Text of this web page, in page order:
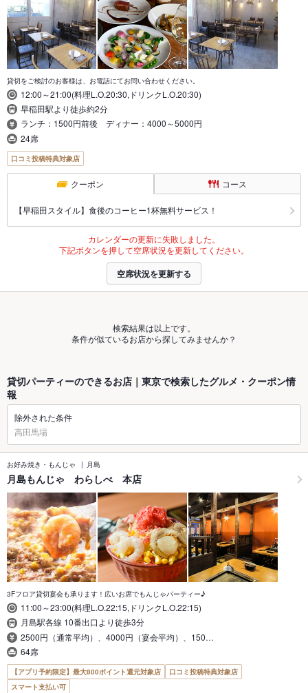
貸切をご検討のお客様は、お電話にてお問い合わせください。
12:00～21:00(料理L.O.20:30,ドリンクL.O.20:30)
早稲田駅より徒歩約2分
ランチ：1500円前後 ディナー：4000～5000円
24席
口コミ投稿特典対象店
クーポン コース
【早稲田スタイル】食後のコーヒー1杯無料サービス！
カレンダーの更新に失敗しました。
下記ボタンを押して空席状況を更新してください。
空席状況を更新する
検索結果は以上です。
条件が似ているお店から探してみませんか？
貸切パーティーのできるお店｜東京で検索したグルメ・クーポン情
報
除外された条件
高田馬場
お好み焼き・もんじゃ 月島
月島もんじゃ わらしべ 本店
3Fフロア貸切宴会も承ります！広いお席でもんじゃパーティー♪
11:00～23:00(料理L.O.22:15,ドリンクL.O.22:15)
月島駅各線 10番出口より徒歩3分
2500円（通常平均）、4000円（宴会平均）、150…
64席
【アプリ予約限定】最大800ポイント還元対象店
口コミ投稿特典対象店
スマート支払い可